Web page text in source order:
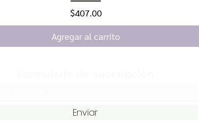
Precio
$407.00
Agregar al carrito
Enviar